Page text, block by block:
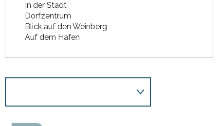
In der Stadt
Dorfzentrum
Blick auf den Weinberg
Auf dem Hafen